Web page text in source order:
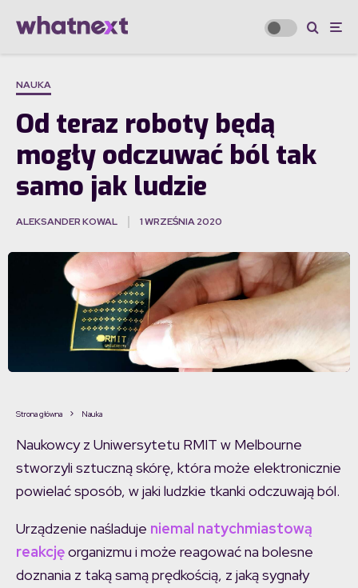
NAUKA
Od teraz roboty będą
mogły odczuwać ból tak
samo jak ludzie
ALEKSANDER KOWAL 1 WRZEŚNIA 2020
Strona główna Nauka
Naukowcy z Uniwersytetu RMIT w Melbourne
stworzyli sztuczną skórę, która może elektronicznie
powielać sposób, w jaki ludzkie tkanki odczuwają ból.
Urządzenie naśladuje niemal natychmiastową
reakcjęorganizmu i może reagować na bolesne
doznania z taką samą prędkością, z jaką sygnały